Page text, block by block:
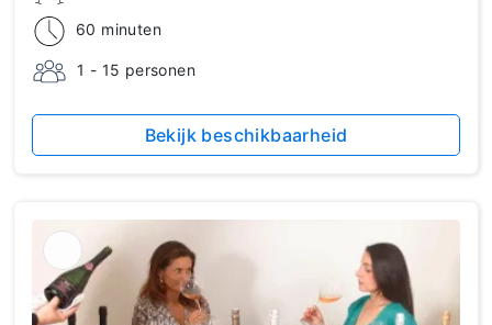
60 minuten
1 - 15 personen
Bekijk beschikbaarheid